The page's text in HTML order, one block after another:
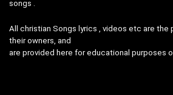
songs .
All christian Songs lyrics , videos etc are
their owners, and
are provided here for educational purposes